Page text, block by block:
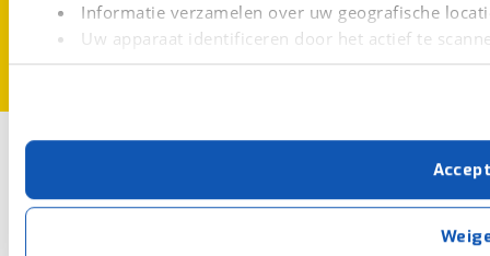
Informatie verzamelen over uw geografische
Uw apparaat identificeren door het actief te
Lees meer over hoe uw persoonlijke gegevens worden
Met cookies en vergelijkbare technieken zorgen we
cookies zorgen ervoor dat de website goed werkt.
verbeteren. We tonen je graag relevante advertenties
buiten onze website volgt – uiteraard op